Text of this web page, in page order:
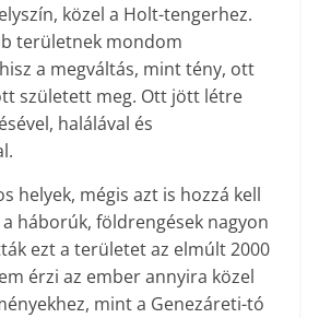
közel a Holt-tengerhez.
területnek mondom
a megváltás, mint tény, ott
született meg. Ott jött létre
halálával és
helyek, mégis azt is hozzá kell
háborúk, földrengések nagyon
ezt a területet az elmúlt 2000
érzi az ember annyira közel
mint a Genezáreti-tó